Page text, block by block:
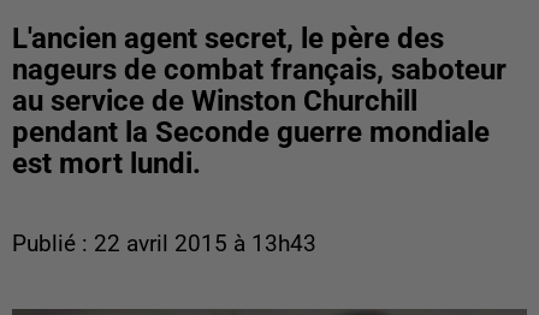
L'ancien agent secret, le père des
nageurs de combat français, saboteur
au service de Winston Churchill
pendant la Seconde guerre mondiale
est mort lundi.
Publié : 22 avril 2015 à 13h43